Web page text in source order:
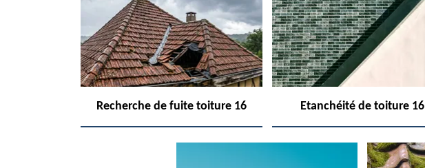
Recherche de fuite toiture 16 Etanchéité de toiture 16